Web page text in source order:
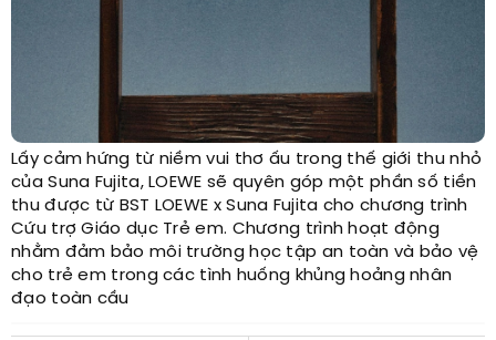
Lấy cảm hứng từ niềm vui thơ ấu trong thế giới thu nhỏ
của Suna Fujita, LOEWE sẽ quyên góp một phần số tiền
thu được từ BST LOEWE x Suna Fujita cho chương trình
Cứu trợ Giáo dục Trẻ em. Chương trình hoạt động
nhằm đảm bảo môi trường học tập an toàn và bảo vệ
cho trẻ em trong các tình huống khủng hoảng nhân
đạo toàn cầu